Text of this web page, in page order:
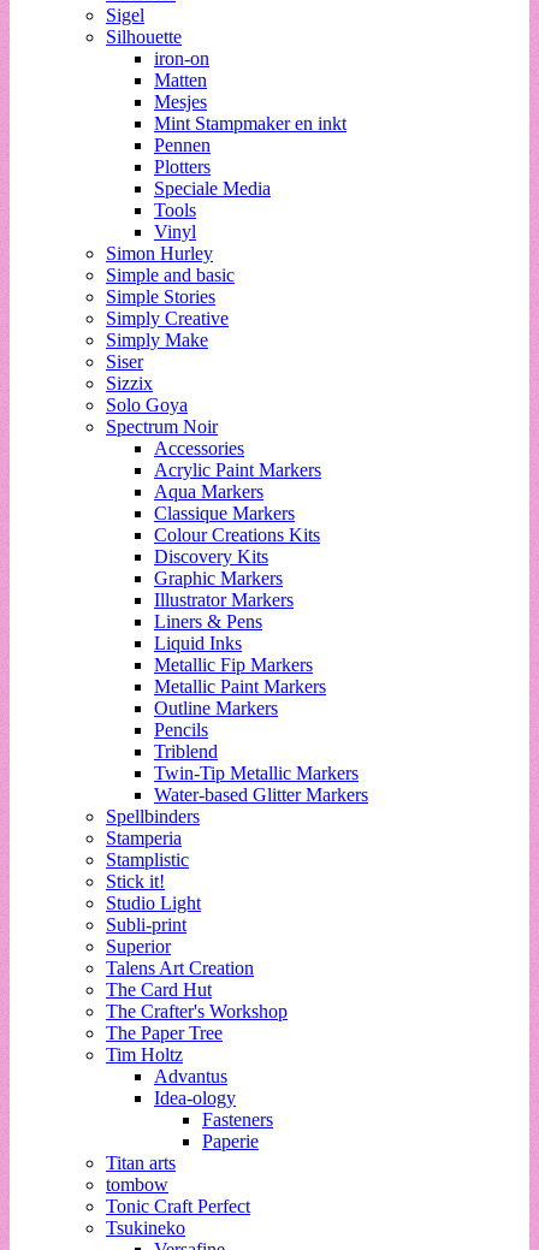
Sigel
Silhouette
iron-on
Matten
Mesjes
Mint Stampmaker en inkt
Pennen
Plotters
Speciale Media
Tools
Vinyl
Simon Hurley
Simple and basic
Simple Stories
Simply Creative
Simply Make
Siser
Sizzix
Solo Goya
Spectrum Noir
Accessories
Acrylic Paint Markers
Aqua Markers
Classique Markers
Colour Creations Kits
Discovery Kits
Graphic Markers
Illustrator Markers
Liners & Pens
Liquid Inks
Metallic Fip Markers
Metallic Paint Markers
Outline Markers
Pencils
Triblend
Twin-Tip Metallic Markers
Water-based Glitter Markers
Spellbinders
Stamperia
Stamplistic
Stick it!
Studio Light
Subli-print
Superior
Talens Art Creation
The Card Hut
The Crafter's Workshop
The Paper Tree
Tim Holtz
Advantus
Idea-ology
Fasteners
Paperie
Titan arts
tombow
Tonic Craft Perfect
Tsukineko